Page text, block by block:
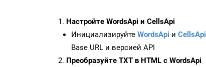
Настройте WordsApi и CellsApi
Инициализируйте WordsApi и CellsApi
Base URL и версией API
Преобразуйте TXT в HTML с WordsApi